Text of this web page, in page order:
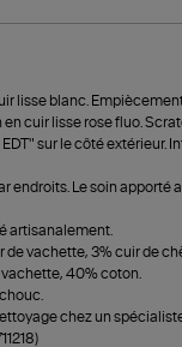
lisse blanc.
cuir lisse rose fluo.
sur le côté extérieur.
endroits. Le soin apporté
artisanalement.
de vachette, 3% cuir de
40% coton.
chez un